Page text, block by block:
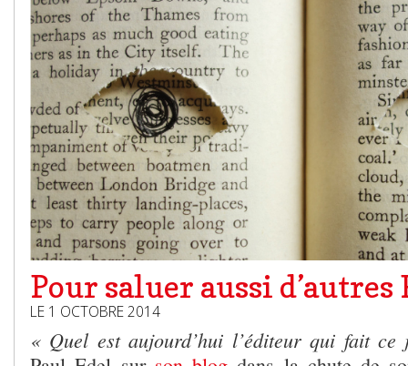
Pour saluer aussi d’autres
LE 1 OCTOBRE 2014
« Quel est aujourd’hui l’éditeur qui fait